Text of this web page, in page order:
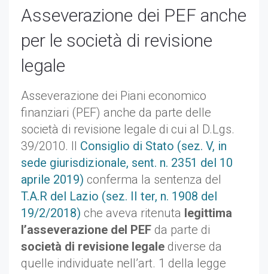
Asseverazione dei PEF anche
per le società di revisione
legale
Asseverazione dei Piani economico
finanziari (PEF) anche da parte delle
società di revisione legale di cui al D.Lgs.
39/2010. Il Consiglio di Stato (sez. V, in
sede giurisdizionale, sent. n. 2351 del 10
aprile 2019) conferma la sentenza del
T.A.R del Lazio (sez. II ter, n. 1908 del
19/2/2018) che aveva ritenuta legittima
l’asseverazione del PEF da parte di
società di revisione legale diverse da
quelle individuate nell’art. 1 della legge